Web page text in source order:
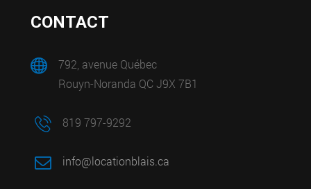
CONTACT
792, avenue Québec
Rouyn-Noranda QC J9X 7B1
819 797-9292
info@locationblais.ca